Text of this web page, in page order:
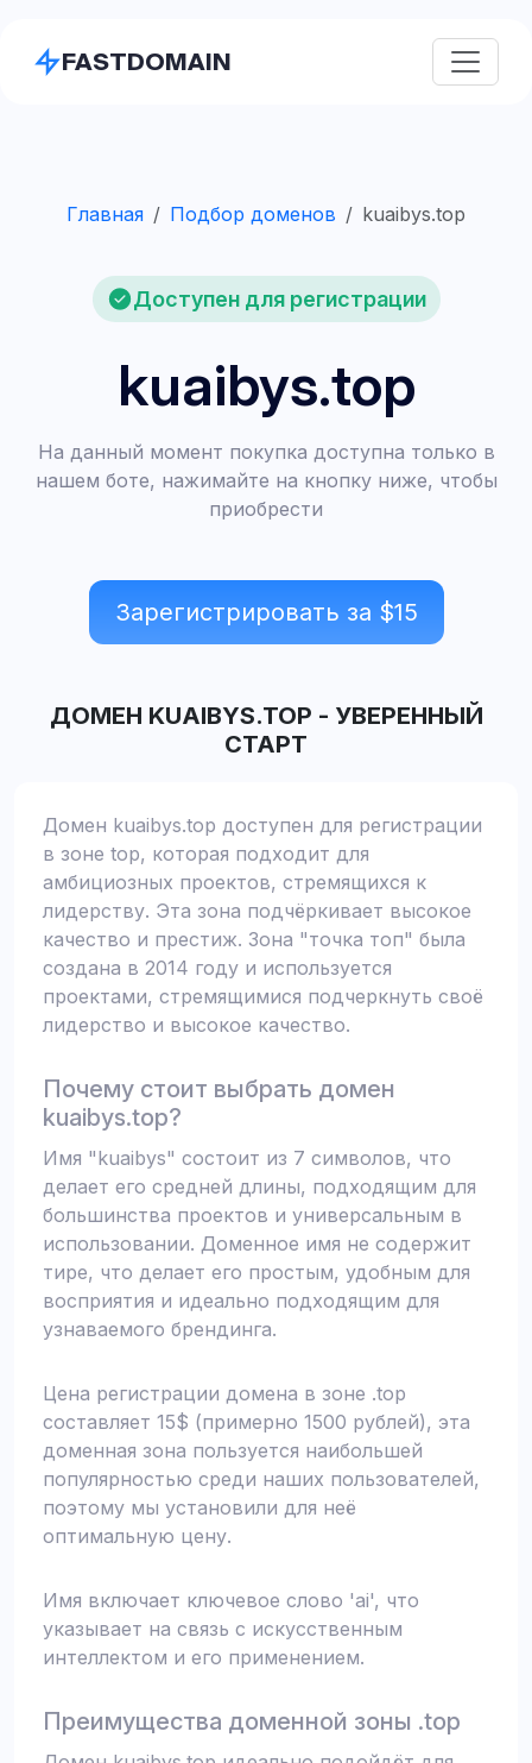
FASTDOMAIN
Главная Подбор доменов kuaibys.top
Доступен для регистрации
kuaibys.top
На данный момент покупка доступна только в
нашем боте, нажимайте на кнопку ниже, чтобы
приобрести
Зарегистрировать за $15
ДОМЕН KUAIBYS.TOP - УВЕРЕННЫЙ
СТАРТ
Домен kuaibys.top доступен для регистрации
в зоне top, которая подходит для
амбициозных проектов, стремящихся к
лидерству. Эта зона подчёркивает высокое
качество и престиж. Зона "точка топ" была
создана в 2014 году и используется
проектами, стремящимися подчеркнуть своё
лидерство и высокое качество.
Почему стоит выбрать домен
kuaibys.top?
Имя "kuaibys" состоит из 7 символов, что
делает его средней длины, подходящим для
большинства проектов и универсальным в
использовании. Доменное имя не содержит
тире, что делает его простым, удобным для
восприятия и идеально подходящим для
узнаваемого брендинга.
Цена регистрации домена в зоне .top
составляет 15$ (примерно 1500 рублей), эта
доменная зона пользуется наибольшей
популярностью среди наших пользователей,
поэтому мы установили для неё
оптимальную цену.
Имя включает ключевое слово 'ai', что
указывает на связь с искусственным
интеллектом и его применением.
Преимущества доменной зоны .top